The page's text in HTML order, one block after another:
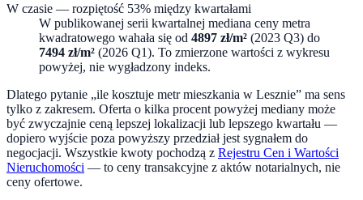
W czasie — rozpiętość 53% między kwartałami
W publikowanej serii kwartalnej mediana ceny metra
kwadratowego wahała się od 4897 zł/m² (2023 Q3) do
7494 zł/m² (2026 Q1). To zmierzone wartości z wykresu
powyżej, nie wygładzony indeks.
Dlatego pytanie „ile kosztuje metr mieszkania w Lesznie” ma sens
tylko z zakresem. Oferta o kilka procent powyżej mediany może
być zwyczajnie ceną lepszej lokalizacji lub lepszego kwartału —
dopiero wyjście poza powyższy przedział jest sygnałem do
negocjacji. Wszystkie kwoty pochodzą z Rejestru Cen i Wartości
Nieruchomości — to ceny transakcyjne z aktów notarialnych, nie
ceny ofertowe.